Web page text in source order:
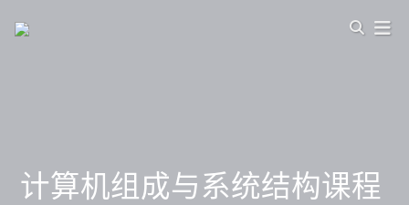
计算机组成与系统结构课程